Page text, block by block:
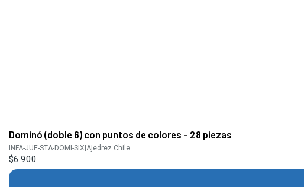
Dominó (doble 6) con puntos de colores - 28 piezas
INFA-JUE-STA-DOMI-SIX Ajedrez Chile
$6.900